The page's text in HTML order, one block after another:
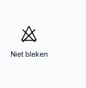
Niet bleken